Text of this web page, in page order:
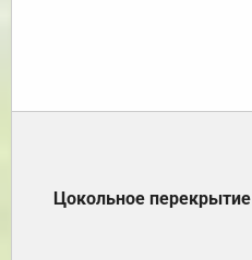
Цокольное перекрытие